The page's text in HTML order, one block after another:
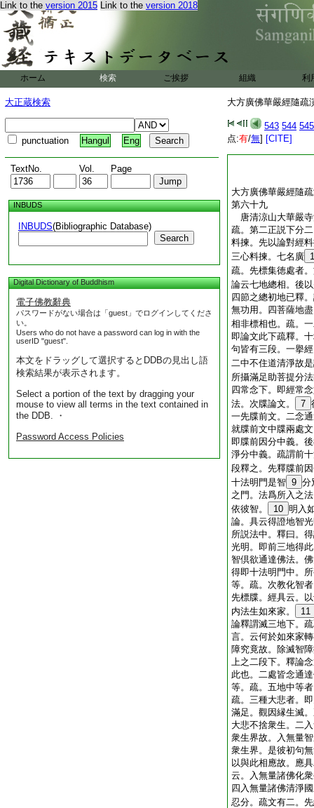
Link to the version 2015 Link to the version 2018
ホーム 検索 ご挨拶 組織 利
大正蔵検索
punctuation Hangul Eng
TextNo. Vol. Page
INBUDS
INBUDS(Bibliographic Database)
Search
Digital Dictionary of Buddhism
電子佛教辭典
パスワードがない場合は「guest」でログインしてくださ
い。
Users who do not have a password can log in with the
userID "guest".
本文をドラッグして選択するとDDBの見出し語
検索結果が表示されます。
Select a portion of the text by dragging your
mouse to view all terms in the text contained in
the DDB. ・
Password Access Policies
大方廣佛華嚴經隨疏
543 544 545
点:有/無] [CITE]
故。下文中於三世
行下。五成行略 12
雖淨佛土而無起作
及所得下。六得果
三昧
大方廣佛華嚴經隨
大方廣佛華嚴經隨
第六十九
唐清涼山大華嚴
疏。第二正説下分
料揀。先以論對經
三心料揀。七名廣 1
疏。先標集徳處者
論云七地總相。後
四節之總初地已釋
無功用。四菩薩地
相非標相也。疏。
即論文此下疏釋。
句皆有三段。一擧
二中不住道清淨故
所攝滿足助菩提分
四常念下。即經常
法。次牒論文。
7
一先牒前文。二念
就牒前文中牒兩處
即牒前因分中義。
淨分中義。疏謂前
段釋之。先釋牒前
十法明門是智 9 分
之門。法爲所入之
依彼智。
10 明入
論。具云得證地智
所説法中。釋曰。
光明。即前三地得
智倶欲通達佛法。
得即十法明門中。
等。疏。次教化智
先標牒。經具云。
内法生如來家。
11
論釋謂滅三地下。
言。云何於如來家
障究竟故。除滅智
上之二段下。釋論
此也。二處皆念通
等。疏。五地中等
疏。三種大悲者。
滿足。觀因縁生滅
大悲不捨衆生。二
衆生界故。入無量
衆生界。是彼初句
以與此相應故。應
云。入無量諸佛化
四入無量諸佛清淨
忍分。疏文有二。